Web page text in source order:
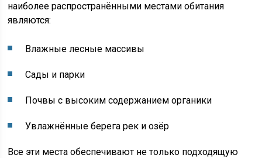
наиболее распространёнными местами обитания
являются:
Влажные лесные массивы
Сады и парки
Почвы с высоким содержанием органики
Увлажнённые берега рек и озёр
Все эти места обеспечивают не только подходящую